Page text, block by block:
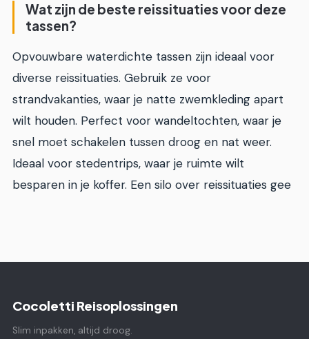
Wat zijn de beste reissituaties voor deze
tassen?
Opvouwbare waterdichte tassen zijn ideaal voor
diverse reissituaties. Gebruik ze voor
strandvakanties, waar je natte zwemkleding apart
wilt houden. Perfect voor wandeltochten, waar je
snel moet schakelen tussen droog en nat weer.
Ideaal voor stedentrips, waar je ruimte wilt
besparen in je koffer. Een silo over reissituaties gee
Cocoletti Reisoplossingen
Slim inpakken, altijd droog.